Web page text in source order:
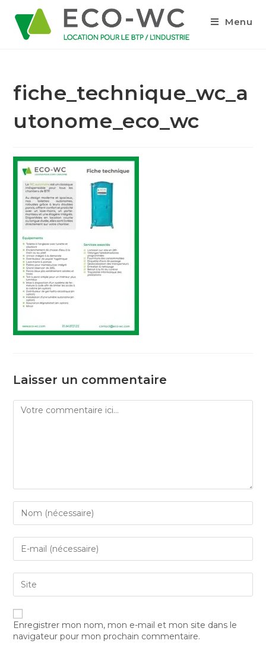
Menu
fiche_technique_wc_a
utonome_eco_wc
Laisser un commentaire
Enregistrer mon nom, mon e-mail et mon site dans le
navigateur pour mon prochain commentaire.